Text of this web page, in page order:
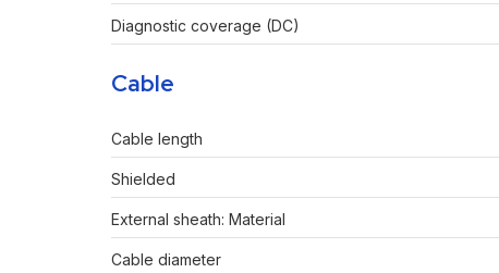
Diagnostic coverage (DC)
Cable
Cable length
Shielded
External sheath: Material
Cable diameter